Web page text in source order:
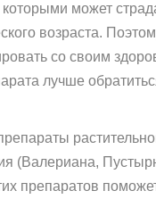
может
возраста.
со своим
лучше
(Валериана,
препаратов